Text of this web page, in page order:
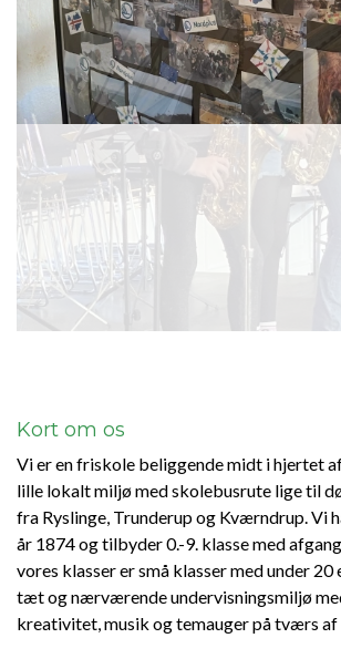
Kort om os
Vi er en friskole beliggende midt i hjertet
lille lokalt miljø med skolebusrute lige til
fra Ryslinge, Trunderup og Kværndrup. Vi
år 1874 og tilbyder 0.-9. klasse med
vores klasser er små klasser med under 20
tæt og nærværende undervisningsmiljø
kreativitet, musik og temauger på tværs af